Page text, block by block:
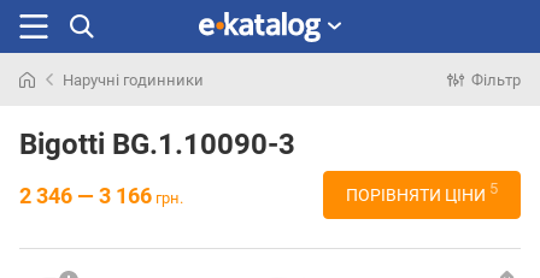
раніше
Наручні годинники Фільтр
Bigotti BG.1.10090-3
2 346 — 3 166 грн. ПОРІВНЯТИ ЦІНИ 5